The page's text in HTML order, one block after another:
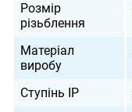
Розмір
різьблення
Матеріал
виробу
Ступінь IP